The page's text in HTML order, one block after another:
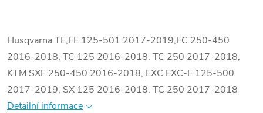
Husqvarna TE,FE 125-501 2017-2019,FC 250-450
2016-2018, TC 125 2016-2018, TC 250 2017-2018,
KTM SXF 250-450 2016-2018, EXC EXC-F 125-500
2017-2019, SX 125 2016-2018, TC 250 2017-2018
Detailní informace